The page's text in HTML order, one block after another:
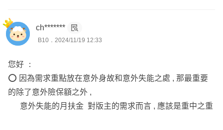
有保險法及保險學專業，也有法律學分，可協助處理理賠爭
議，幫寫「#申訴函」跟「#評議函」。📌非保戶採收費接
成功處理過癌症短期出險拒賠、契約不實告知被解除、急診
待床拒賠、牙齒手術拒賠、剖腹除疤凝膠拒賠、剖腹月子餐
拒賠、院外購買輔具拒賠、冷凍治療限縮次數、失能險拒賠
等理賠爭議。
富邦意外實支額度高、日額中的骨折未住院保障項目多於其
他家，相對有優勢，
也能提高身故/失能的保障額度，但相對成本會較高。
4、若想在預算內兼具意外身故/實支/住院等保障，安達
產、富邦產都有不錯的商品可供選擇，
至於安達產的理賠服務，公開資訊站可查到理賠訴訟率，訴
ch*******
B10．2024/11/19 12:33
您好 ：
⭕ 因為需求重點放在意外身故和意外失能之處 , 那最重要
的除了意外險保額之外 ,
意外失能的月扶金 對版主的需求而言 , 應該是重中之重